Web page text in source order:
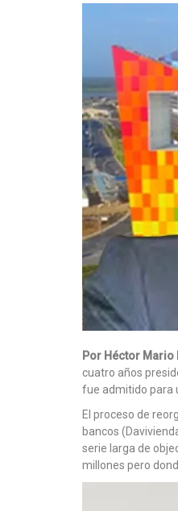
Por Héctor
cuatro años
fue admitido para
El proceso de
bancos
serie larga de
millones pero